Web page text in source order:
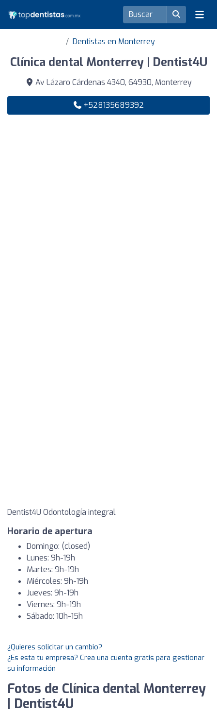
Dentistas en Monterrey
Clínica dental Monterrey | Dentist4U
Av Lázaro Cárdenas 4340, 64930, Monterrey
+528135689392
Dentist4U Odontología integral
Horario de apertura
Domingo: (closed)
Lunes: 9h-19h
Martes: 9h-19h
Miércoles: 9h-19h
Jueves: 9h-19h
Viernes: 9h-19h
Sábado: 10h-15h
¿Quieres solicitar un cambio?
¿Es esta tu empresa? Crea una cuenta gratis para gestionar
su información
Fotos de Clínica dental Monterrey
| Dentist4U